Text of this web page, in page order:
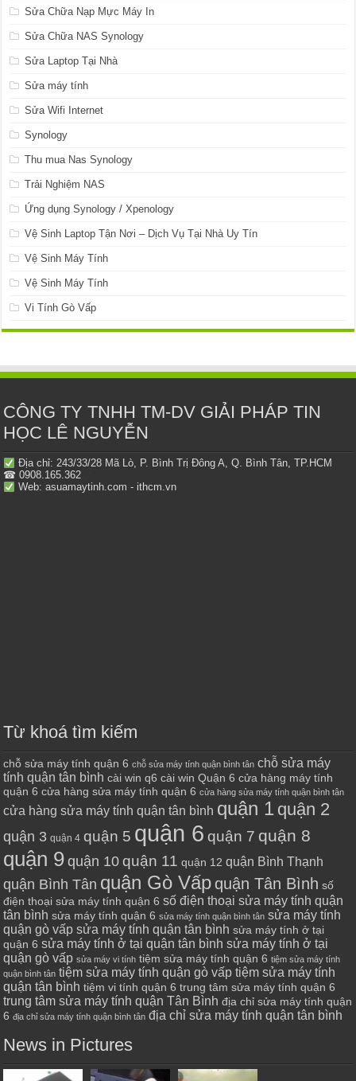
Sửa Chữa Nạp Mực Máy In
Sửa Chữa NAS Synology
Sửa Laptop Tại Nhà
Sửa máy tính
Sửa Wifi Internet
Synology
Thu mua Nas Synology
Trải Nghiệm NAS
Ứng dụng Synology / Xpenology
Vệ Sinh Laptop Tận Nơi – Dịch Vụ Tại Nhà Uy Tín
Vệ Sinh Máy Tính
Vệ Sinh Máy Tính
Vi Tính Gò Vấp
CÔNG TY TNHH TM-DV GIẢI PHÁP TIN
HỌC LÊ NGUYỄN
Địa chỉ: 243/33/28 Mã Lò, P. Bình Trị Đông A, Q. Bình Tân, TP.HCM
☎ 0908.165.362
Web: asuamaytinh.com - ithcm.vn
Từ khoá tìm kiếm
chỗ sửa máy tính quận 6 chỗ sửa máy tính quận bình tân chỗ sửa máy
tính quận tân bình cài win q6 cài win Quận 6 cửa hàng máy tính
quận 6 cửa hàng sửa máy tính quận 6 cửa hàng sửa máy tính quận bình tân
cửa hàng sửa máy tính quận tân bình quận 1 quận 2
quận 3 quận 4 quận 5 quận 6 quận 7 quận 8
quận 9 quận 10 quận 11 quận 12 quận Bình Thạnh
quận Bình Tân quận Gò Vấp quận Tân Bình số
điện thoại sửa máy tính quận 6 số điện thoại sửa máy tính quận
tân bình sửa máy tính quận 6 sửa máy tính quận bình tân sửa máy tính
quận gò vấp sửa máy tính quận tân bình sửa máy tính ở tại
quận 6 sửa máy tính ở tại quận tân bình sửa máy tính ở tại
quận gò vấp sửa máy vi tính tiệm sửa máy tính quận 6 tiệm sửa máy tính
quận bình tân tiệm sửa máy tính quận gò vấp tiệm sửa máy tính
quận tân bình tiệm vi tính quận 6 trung tâm sửa máy tính quận 6
trung tâm sửa máy tính quận Tân Bình địa chỉ sửa máy tính quận
6 địa chỉ sửa máy tính quận bình tân địa chỉ sửa máy tính quận tân bình
News in Pictures